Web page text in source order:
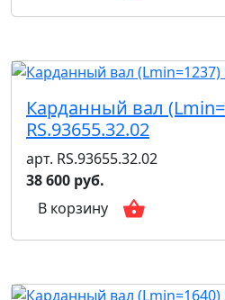
Карданный вал
RS.93655.32.02
арт. RS.93655.32.02
38 600 руб.
В корзину